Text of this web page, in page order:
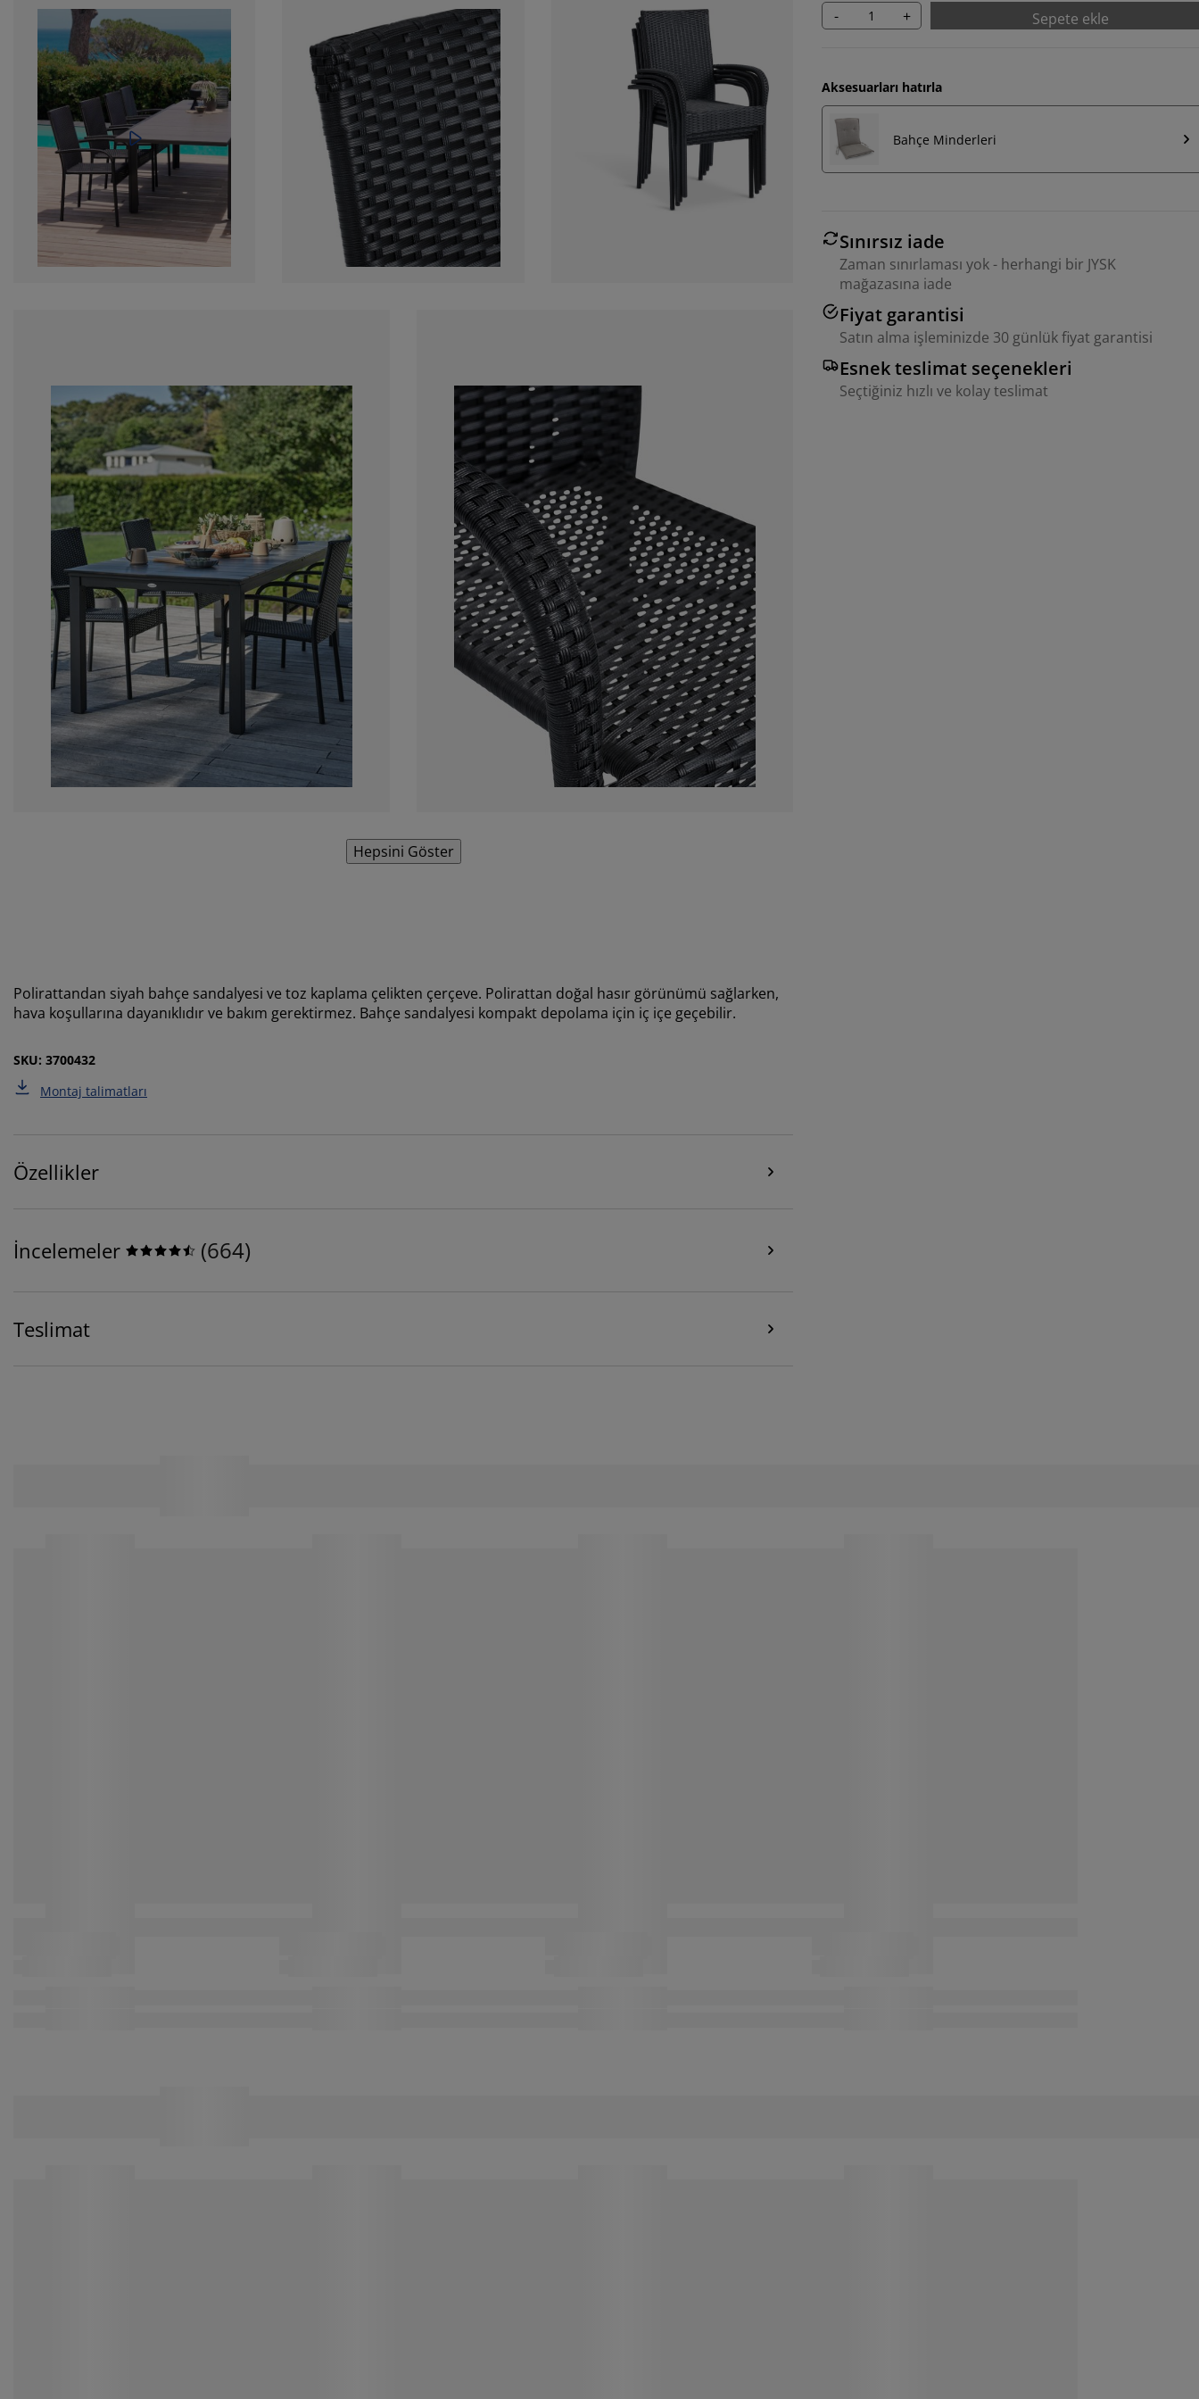
Hepsini Göster
- + Sepete ekle
Aksesuarları hatırla
Bahçe Minderleri
Sınırsız iade
Zaman sınırlaması yok - herhangi bir JYSK
mağazasına iade
Fiyat garantisi
Satın alma işleminizde 30 günlük fiyat garantisi
Esnek teslimat seçenekleri
Seçtiğiniz hızlı ve kolay teslimat
Polirattandan siyah bahçe sandalyesi ve toz kaplama çelikten çerçeve. Polirattan doğal hasır görünümü sağlarken,
hava koşullarına dayanıklıdır ve bakım gerektirmez. Bahçe sandalyesi kompakt depolama için iç içe geçebilir.
SKU: 3700432
Montaj talimatları
Özellikler
İncelemeler (664)
Teslimat